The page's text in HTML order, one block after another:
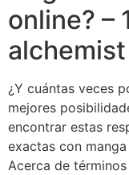
online? –
alchemist
¿Y cuántas veces
mejores
encontrar estas
exactas con
Acerca de